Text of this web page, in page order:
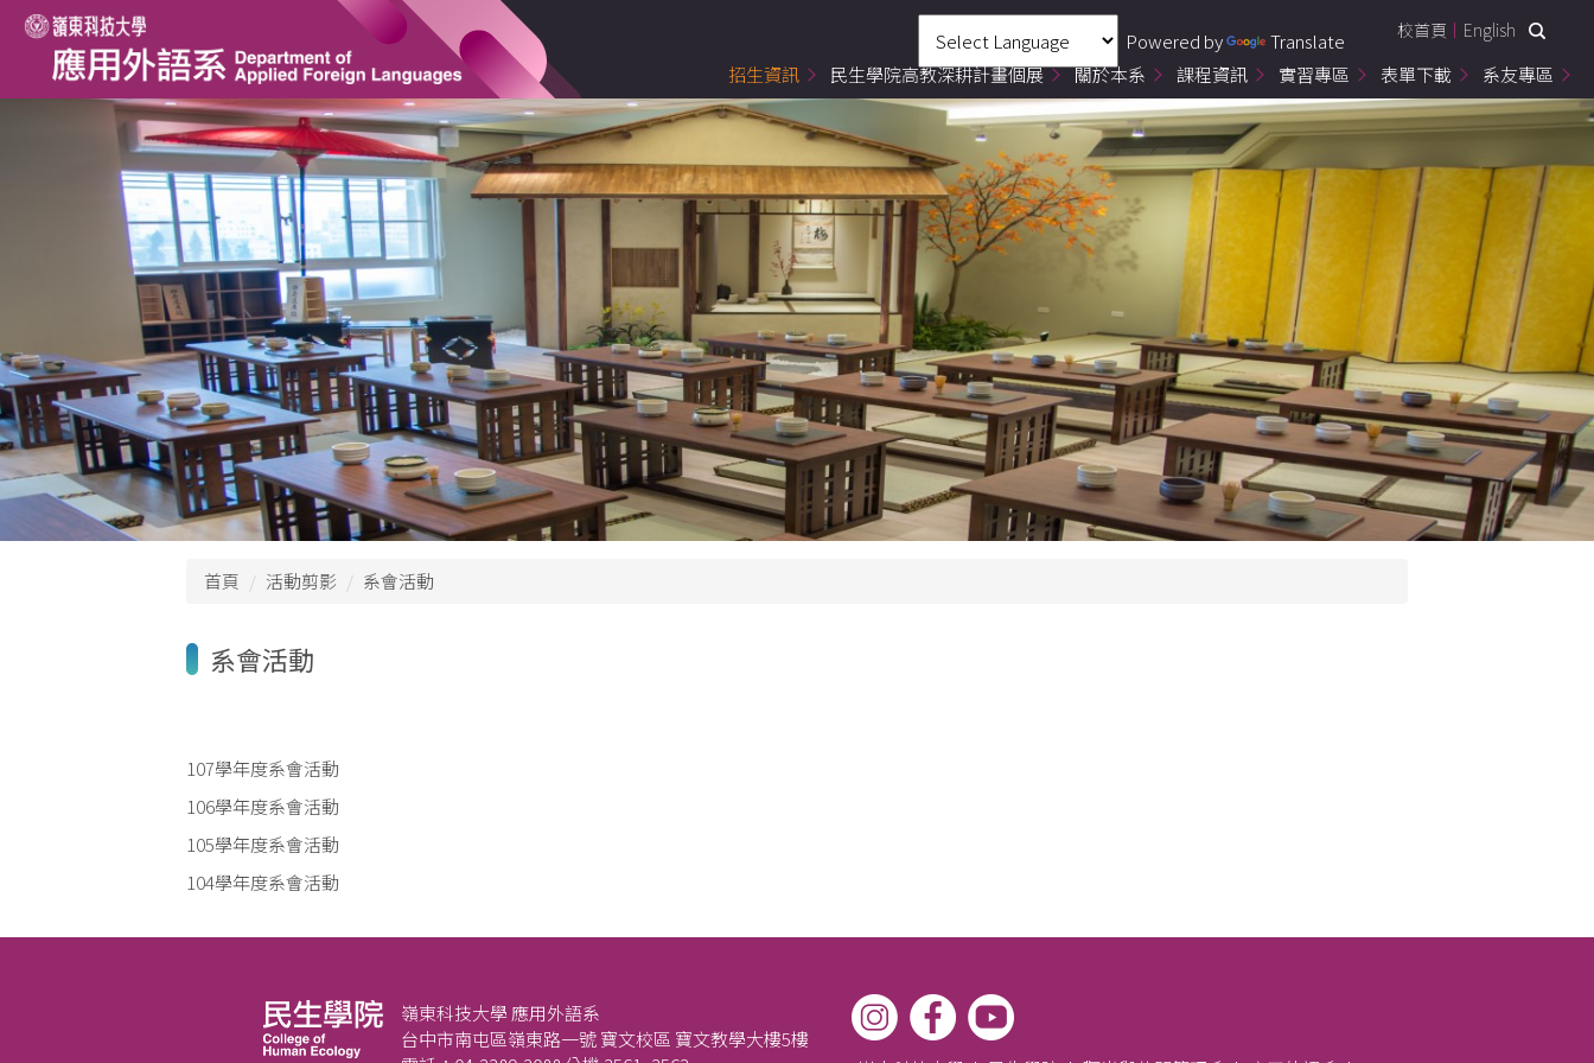
跳
到
要
Powered by Translate 校首頁 English
招生資訊 民生學院高教深耕計畫個展 關於本系 課程資訊 實習專區 表單下載 系友專區
首頁 活動剪影 系會活動
系會活動
107學年度系會活動
106學年度系會活動
105學年度系會活動
104學年度系會活動
嶺東科技大學 應用外語系
台中市南屯區嶺東路一號 寶文校區 寶文教學大樓5樓